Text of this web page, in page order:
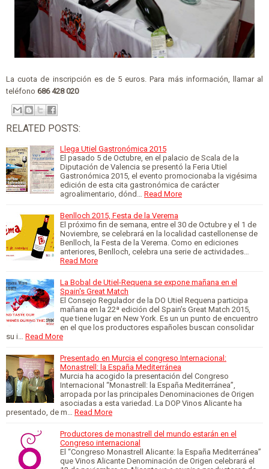
La cuota de inscripción es de 5 euros. Para más información, llamar al
teléfono 686 428 020
RELATED POSTS:
Llega Utiel Gastronómica 2015
El pasado 5 de Octubre, en el palacio de Scala de la
Diputación de Valencia se presentó la Feria Utiel
Gastronómica 2015, el evento promocionaba la vigésima
edición de esta cita gastronómica de carácter
agroalimentario, dónd… Read More
Benlloch 2015, Festa de la Verema
El próximo fin de semana, entre el 30 de Octubre y el 1 de
Noviembre, se celebrará en la localidad castellonense de
Benlloch, la Festa de la Verema. Como en ediciones
anteriores, Benlloch, celebra una serie de actividades…
Read More
La Bobal de Utiel-Requena se expone mañana en el
Spain's Great Match
El Consejo Regulador de la DO Utiel Requena participa
mañana en la 22ª edición del Spain’s Great Match 2015,
que tiene lugar en New York. Es un un punto de encuentro
en el que los productores españoles buscan consolidar
su i… Read More
Presentado en Murcia el congreso Internacional:
Monastrell: la España Mediterránea
Murcia ha acogido la presentación del Congreso
Internacional “Monastrell: la España Mediterránea”,
arropada por las principales Denominaciones de Origen
asociadas a esta variedad. La DOP Vinos Alicante ha
presentado, de m… Read More
Productores de monastrell del mundo estarán en el
Congreso internacional
El “Congreso Monastrell Alicante: la España Mediterránea”
que Vinos Alicante Denominación de Origen celebrará el